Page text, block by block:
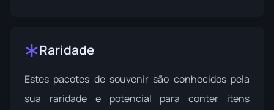
Raridade
Estes pacotes de souvenir são conhecidos pela
sua raridade e potencial para conter itens